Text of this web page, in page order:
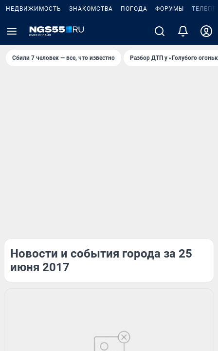
НЕДВИЖИМОСТЬ ЗНАКОМСТВА ПОГОДА ФОРУМЫ
Сбили 7 человек — все, что известно Разбор ДТП у «Голубого
Новости и события города за 25
июня 2017